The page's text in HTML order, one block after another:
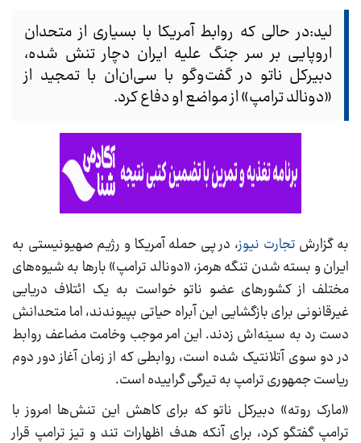
لید:در حالی که روابط آمریکا با بسیاری از متحدان
اروپایی بر سر جنگ علیه ایران دچار تنش شده،
دبیرکل ناتو در گفت‌وگو با سی‌ان‌ان با تمجید از
«دونالد ترامپ» از مواضع او دفاع کرد.
به گزارش تجارت نیوز، در پی حمله آمریکا و رژیم صهیونیستی به
ایران و بسته شدن تنگه هرمز، «دونالد ترامپ» بارها به شیوه‌های
مختلف از کشورهای عضو ناتو خواست به یک ائتلاف دریایی
غیرقانونی برای بازگشایی این آبراه حیاتی بپیوندند، اما متحدانش
دست رد به سینه‌اش زدند. این امر موجب وخامت مضاعف روابط
در دو سوی آتلانتیک شده است، روابطی که از زمان آغاز دور دوم
ریاست جمهوری ترامپ به تیرگی گراییده است.
«مارک روته» دبیرکل ناتو که برای کاهش این تنش‌ها امروز با
ترامپ گفتگو کرد، برای آنکه هدف اظهارات تند و تیز ترامپ قرار